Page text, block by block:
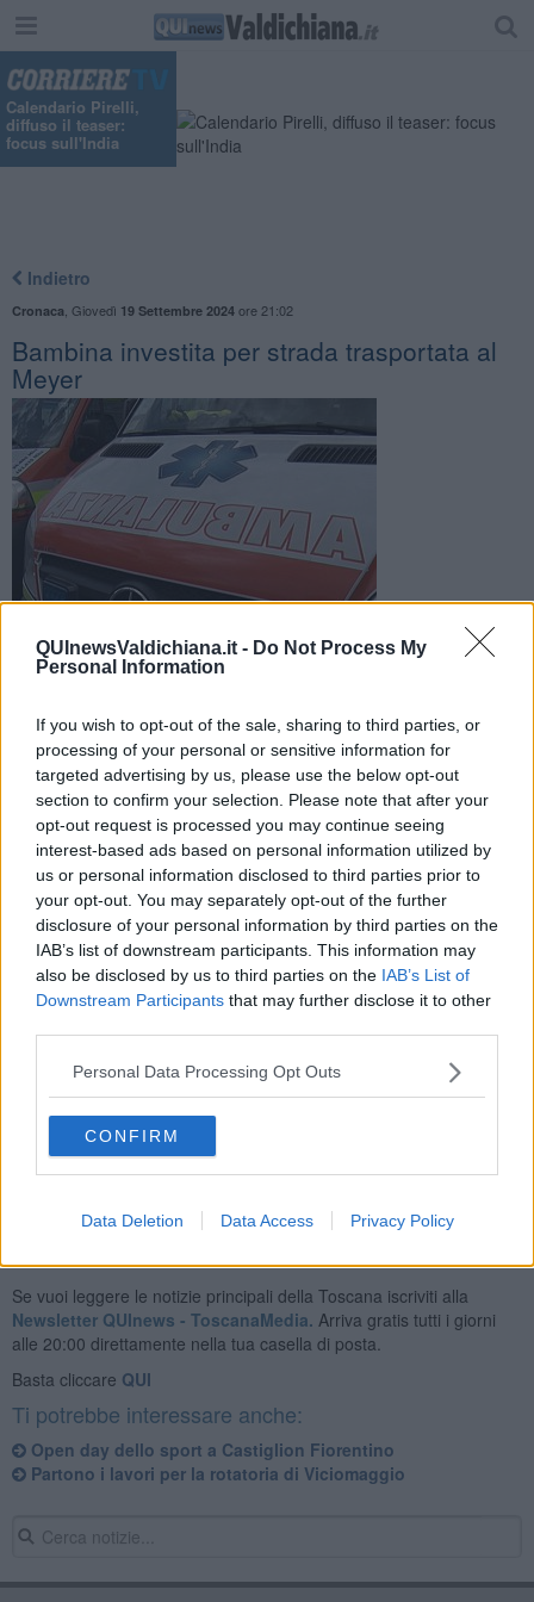
QUInewsValdichiana.it - Do Not Process My
Personal Information
If you wish to opt-out of the sale, sharing to third parties, or
processing of your personal or sensitive information for
targeted advertising by us, please use the below opt-out
section to confirm your selection. Please note that after your
opt-out request is processed you may continue seeing
interest-based ads based on personal information utilized by
us or personal information disclosed to third parties prior to
your opt-out. You may separately opt-out of the further
disclosure of your personal information by third parties on the
IAB’s list of downstream participants. This information may
also be disclosed by us to third parties on the IAB’s List of
Downstream Participants that may further disclose it to other
Personal Data Processing Opt Outs
CONFIRM
Data Deletion Data Access Privacy Policy
Calendario Pirelli,
diffuso il teaser:
focus sull'India
Indietro
Cronaca Giovedì 19 Settembre 2024ore 21:02
Bambina investita per strada trasportata al
Meyer
La bambina è stata trasportata con Pegaso 1 all’ospedale
Meyer di Firenze. Ferito anche il conducente trasportato
all’ospedale di Cortona
VALDICHIANA —Questo pomeriggio è stato attivato alle ore 17:40
il 118 della ASL TSE per una chiamata a Camucia in via XXV luglio
per l’investimento di una minore da parte di un’auto.
Sul posto sono intervenuti Misericordia di Cortona Misericordia di
Castiglion Fiorentino, vigili del fuoco, forze dell’ordine, Pegaso 1. Il
conducente dell’auto (di cui non si conosce ancora l’età) è stato
trasportata al Meyer in codice 3.
Se vuoi leggere le notizie principali della Toscana iscriviti alla
Newsletter QUInews - ToscanaMedia. Arriva gratis tutti i giorni
alle 20:00 direttamente nella tua casella di posta.
Basta cliccare QUI
Ti potrebbe interessare anche:
Open day dello sport a Castiglion Fiorentino
Partono i lavori per la rotatoria di Viciomaggio